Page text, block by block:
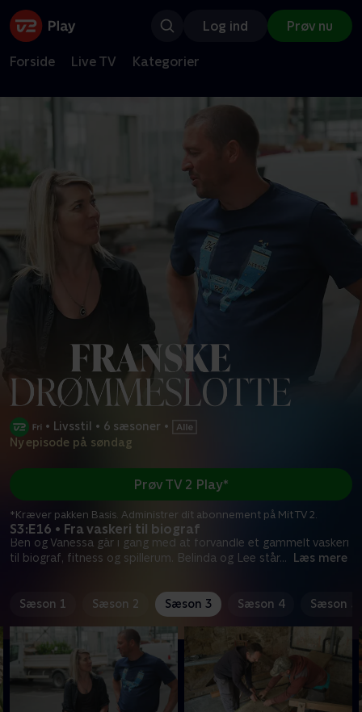
Log ind Prøv nu
Forside Live TV Kategorier
• Livsstil • 6 sæsoner •
Ny episode på søndag
S3:E16 • Fra vaskeri til biograf
Ben og Vanessa går i gang med at forvandle et gammelt vaskeri
til biograf, fitness og spillerum. Belinda og Lee står... Læs mere
Prøv TV 2 Play*
*Kræver pakken Basis. Administrer dit abonnement på Mit TV 2.
Sæson 1 Sæson 2 Sæson 3 Sæson 4 Sæson 5